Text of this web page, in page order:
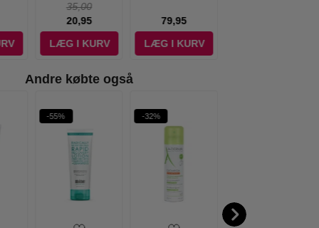
Serum - 15 ml
35,00
20,95
LÆG I KURV
ml
79,95
LÆG I KURV
Andre købte også
-55% -32%